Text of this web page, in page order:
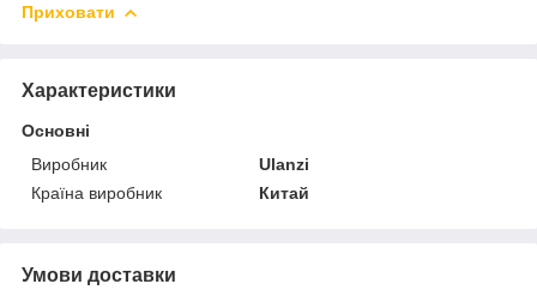
Приховати
Характеристики
Основні
Виробник
Ulanzi
Країна виробник
Китай
Умови доставки